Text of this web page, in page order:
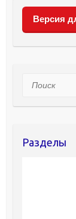
Версия
Поиск
Разделы